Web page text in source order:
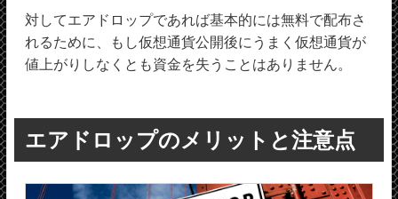
対してエアドロップであれば基本的には無料で配布さ
れるために、もし仮想通貨公開後にうまく仮想通貨が
値上がりしなくとも資金を失うことはありません。
エアドロップのメリットと注意点